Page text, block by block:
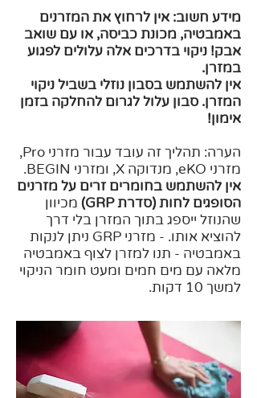
מידע חשוב: אין לרחוץ את המזרנים
באמבטיה, מכונת כביסה, או עם שואב
אבק! ניקוי בדרכים אלה עלולים לפגוע
במזרן.
אין להשתמש בסבון נוזלי בשביל ניקוי
המזרן. סבון עלול לגרום להחלקה בזמן
אימון!
הערה: תהליך זה עובד עבור מזרני Pro,
מזרני eKO, מנדוקה X, ומזרני BEGIN.
אין להשתמש בחומרים זרים על מזרנים
הסופגים לחות (סדרת GRP)
מכיוון
שהנוזל ייספג בתוך המזרן בלי דרך
להוציא אותו. - מזרני GRP ניתן לנקות
באמבטיה - תנו למזרן לצוף באמבטיה
מלאה עם מים חמים ומעט חומר הניקוי
למשך 10 דקות.